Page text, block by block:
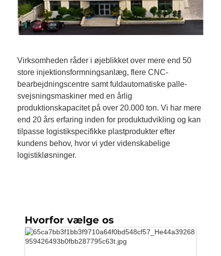
Virksomheden råder i øjeblikket over mere end 50
store injektionsformningsanlæg, flere CNC-
bearbejdningscentre samt fuldautomatiske palle-
svejsningsmaskiner med en årlig
produktionskapacitet på over 20.000 ton. Vi har mere
end 20 års erfaring inden for produktudvikling og kan
tilpasse logistikspecifikke plastprodukter efter
kundens behov, hvor vi yder videnskabelige
logistikløsninger.
Hvorfor vælge os